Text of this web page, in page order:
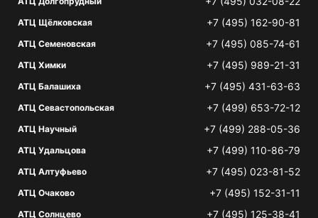
АТЦ Щёлковская +7 (495) 162-90-81
АТЦ Семеновская +7 (495) 085-74-61
АТЦ Химки +7 (495) 989-21-31
АТЦ Балашиха +7 (495) 431-63-63
АТЦ Севастопольская +7 (499) 653-72-12
АТЦ Научный +7 (499) 288-05-36
АТЦ Удальцова +7 (499) 110-86-79
АТЦ Алтуфьево +7 (495) 023-81-52
АТЦ Очаково +7 (495) 152-31-11
АТЦ Солнцево +7 (495) 125-38-41